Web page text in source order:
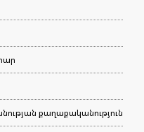
քաղաքականություն